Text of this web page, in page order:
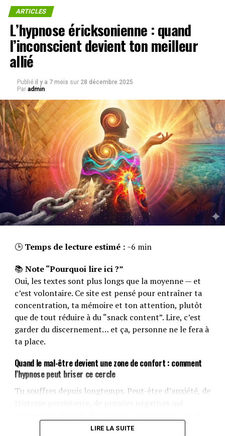
ARTICLES
L’hypnose éricksonienne : quand
l’inconscient devient ton meilleur
allié
Publié il y a 7 mois sur 28 décembre 2025
Par admin
🕒 Temps de lecture estimé :~6 min
📚Note “Pourquoi lire ici ?”
Oui, les textes sont plus longs que la moyenne — et
c’est volontaire. Ce site est pensé pour entraîner ta
concentration, ta mémoire et ton attention, plutôt
que de tout réduire à du “snack content”. Lire, c’est
garder du discernement… et ça, personne ne le fera à
ta place.
Quand le mal-être devient une zone de confort : comment
l’hypnose peut briser ce cercle
Tu souffres depuis longtemps. Peut-être d’anxiété, de
que ça ne va pas, mais au fond… tu ne fais rien pour
LIRE LA SUITE